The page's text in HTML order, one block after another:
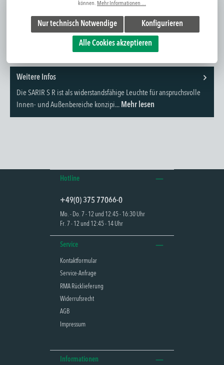
Weitere Infos
Die SARIR S R ist als widerstandsfähige Leuchte für anspruchsvolle
Innen- und Außenbereiche konzipi... Mehr lesen
Hotline
+49(0) 375 77066-0
Mo. - Do. 7 - 12 und 12:45 - 16:30 Uhr
Fr. 7 - 12 und 12:45 - 14 Uhr
Service
Kontaktformular
Service-Anfrage
RMA Rücklieferung
Widerrufsrecht
AGB
Impressum
Informationen
können. Mehr Informationen ...
Nur technisch Notwendige Konfigurieren
Alle Cookies akzeptieren